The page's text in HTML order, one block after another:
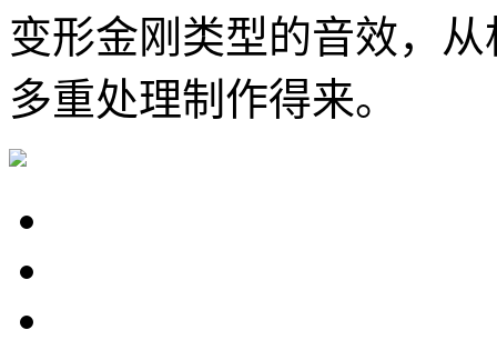
变形金刚类型的音效，
多重处理制作得来。